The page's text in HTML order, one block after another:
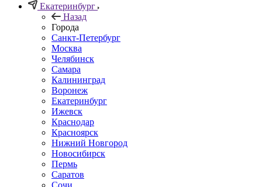
Екатеринбург
Назад
Города
Санкт-Петербург
Москва
Челябинск
Самара
Калининград
Воронеж
Екатеринбург
Ижевск
Краснодар
Красноярск
Нижний Новгород
Новосибирск
Пермь
Саратов
Сочи